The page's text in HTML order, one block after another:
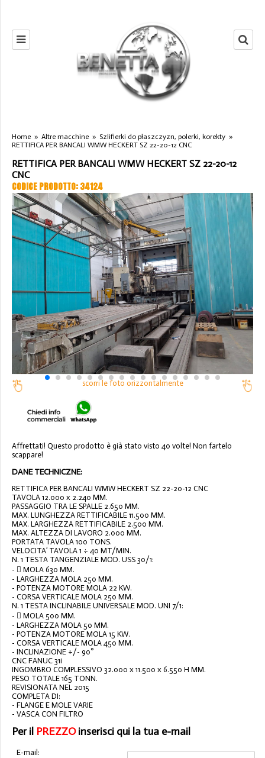
Home » Altre macchine » Szlifierki do płaszczyzn, polerki, korekty »
RETTIFICA PER BANCALI WMW HECKERT SZ 22-20-12 CNC
RETTIFICA PER BANCALI WMW HECKERT SZ 22-20-12
CNC
CODICE PRODOTTO: 34124
scorri le foto orizzontalmente
Affrettati! Questo prodotto è già stato visto 40 volte! Non fartelo
scappare!
DANE TECHNICZNE:
RETTIFICA PER BANCALI WMW HECKERT SZ 22-20-12 CNC
TAVOLA 12.000 x 2.240 MM.
PASSAGGIO TRA LE SPALLE 2.650 MM.
MAX. LUNGHEZZA RETTIFICABILE 11.500 MM.
MAX. LARGHEZZA RETTIFICABILE 2.500 MM.
MAX. ALTEZZA DI LAVORO 2.000 MM.
PORTATA TAVOLA 100 TONS.
VELOCITA’ TAVOLA 1 ÷ 40 MT/MIN.
N. 1 TESTA TANGENZIALE MOD. USS 30/1:
-  MOLA 630 MM.
- LARGHEZZA MOLA 250 MM.
- POTENZA MOTORE MOLA 22 KW.
- CORSA VERTICALE MOLA 250 MM.
N. 1 TESTA INCLINABILE UNIVERSALE MOD. UNI 7/1:
-  MOLA 500 MM.
- LARGHEZZA MOLA 50 MM.
- POTENZA MOTORE MOLA 15 KW.
- CORSA VERTICALE MOLA 450 MM.
- INCLINAZIONE +/- 90°
CNC FANUC 31i
INGOMBRO COMPLESSIVO 32.000 x 11.500 x 6.550 H MM.
PESO TOTALE 165 TONN.
REVISIONATA NEL 2015
COMPLETA DI:
- FLANGE E MOLE VARIE
- VASCA CON FILTRO
Per il PREZZOinserisci qui la tua e-mail
E-mail: